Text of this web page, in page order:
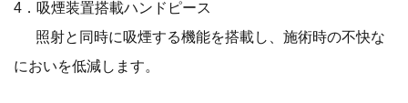
4．吸煙装置搭載ハンドピース
照射と同時に吸煙する機能を搭載し、施術時の不快な
においを低減します。